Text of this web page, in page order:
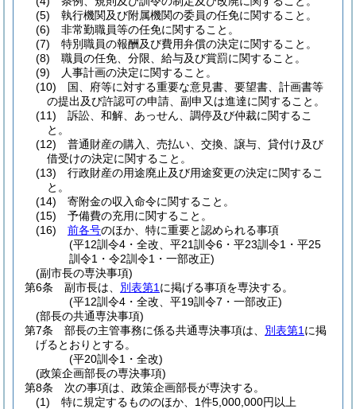
(5)
執行機関及び附属機関の委員の任免に関すること。
(6)
非常勤職員等の任免に関すること。
(7)
特別職員の報酬及び費用弁償の決定に関すること。
(8)
職員の任免、分限、給与及び賞罰に関すること。
(9)
人事計画の決定に関すること。
(10)
国、府等に対する重要な意見書、要望書、計画書等
の提出及び許認可の申請、副申又は進達に関すること。
(11)
訴訟、和解、あっせん、調停及び仲裁に関するこ
と。
(12)
普通財産の購入、売払い、交換、譲与、貸付け及び
借受けの決定に関すること。
(13)
行政財産の用途廃止及び用途変更の決定に関するこ
と。
(14)
寄附金の収入命令に関すること。
(15)
予備費の充用に関すること。
(16)
前各号のほか、特に重要と認められる事項
(平12訓令4・全改、平21訓令6・平23訓令1・平25
訓令1・令2訓令1・一部改正)
(副市長の専決事項)
第6条
副市長は、 別表第1 に掲げる事項を専決する。
(平12訓令4・全改、平19訓令7・一部改正)
(部長の共通専決事項)
第7条
部長の主管事務に係る共通専決事項は、 別表第1 に掲
げるとおりとする。
(平20訓令1・全改)
(政策企画部長の専決事項)
第8条
次の事項は、政策企画部長が専決する。
(1)
特に規定するもののほか、1件5,000,000円以上